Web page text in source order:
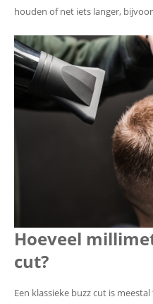
houden of net iets langer,
Hoeveel
cut?
Een klassieke buzz cut is